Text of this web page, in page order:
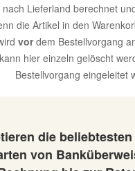
Lieferland berechnet
die Artikel in den
vordem Bestellvorgang
hier einzeln gelöscht
Bestellvorgang eingeleitet
die
von